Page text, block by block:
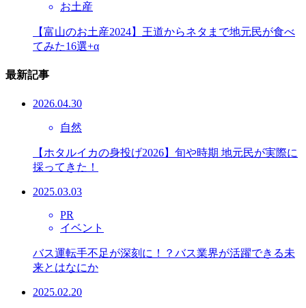
お土産
【富山のお土産2024】王道からネタまで地元民が食べ
てみた16選+α
最新記事
2026.04.30
自然
【ホタルイカの身投げ2026】旬や時期 地元民が実際に
採ってきた！
2025.03.03
PR
イベント
バス運転手不足が深刻に！？バス業界が活躍できる未
来とはなにか
2025.02.20